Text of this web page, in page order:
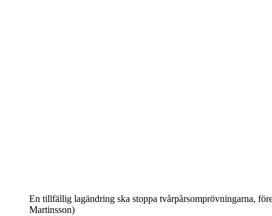
En tillfällig lagändring ska stoppa tvårpårsomprövningarna,
Martinsson)